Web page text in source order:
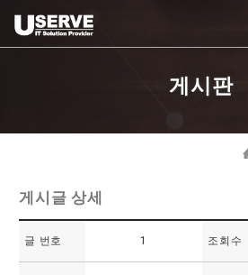
게시판
게시글 상세
글 번호 1 조회수